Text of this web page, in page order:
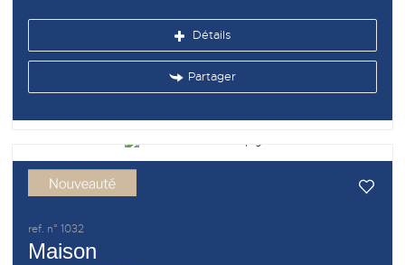
Détails
Partager
ref. n° 1032
Maison